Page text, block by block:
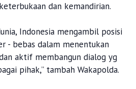
dan kemandirian.
Indonesia mengambil posisi
- bebas dalam menentukan
aktif membangun dialog yg
pihak,” tambah Wakapolda.